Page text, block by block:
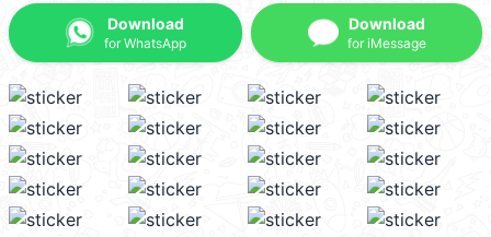
Download
for WhatsApp
Download
for iMessage